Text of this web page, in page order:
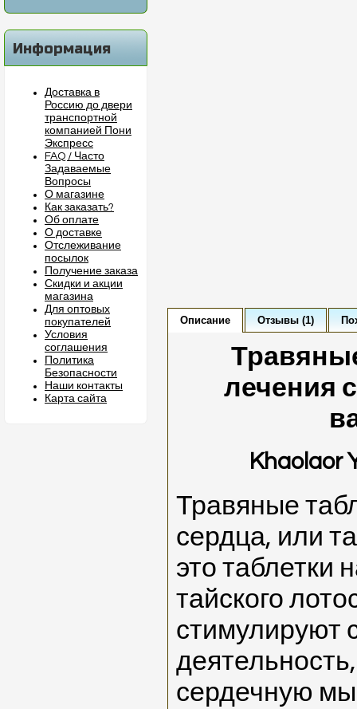
Информация
Доставка в
Россию до двери
транспортной
компанией Пони
Экспресс
FAQ / Часто
Задаваемые
Вопросы
О магазине
Как заказать?
Об оплате
О доставке
Отслеживание
посылок
Получение заказа
Скидки и акции
магазина
Для оптовых
покупателей
Условия
соглашения
Политика
Безопасности
Наши контакты
Карта сайта
Описание Отзывы (1)
лечения
Khaolaor
Травяные
сердца, или
это таблетки
тайского
стимулируют
сердечную